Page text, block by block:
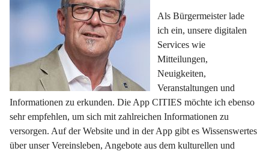
Als Bürgermeister lade
ich ein, unsere digitalen
Services wie
Mitteilungen,
Neuigkeiten,
Veranstaltungen und
Informationen zu erkunden. Die App CITIES möchte ich ebenso
sehr empfehlen, um sich mit zahlreichen Informationen zu
versorgen. Auf der Website und in der App gibt es Wissenswertes
über unser Vereinsleben, Angebote aus dem kulturellen und